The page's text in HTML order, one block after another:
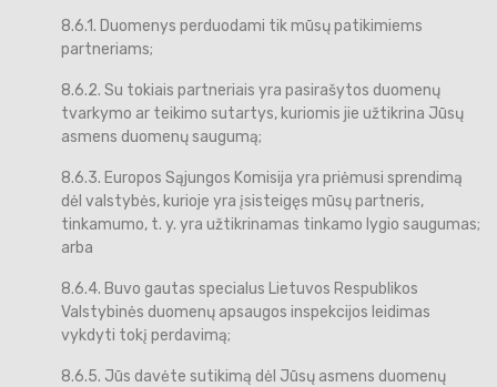
8.6.1. Duomenys perduodami tik mūsų patikimiems
partneriams;
8.6.2. Su tokiais partneriais yra pasirašytos duomenų
tvarkymo ar teikimo sutartys, kuriomis jie užtikrina Jūsų
asmens duomenų saugumą;
8.6.3. Europos Sąjungos Komisija yra priėmusi sprendimą
dėl valstybės, kurioje yra įsisteigęs mūsų partneris,
tinkamumo, t. y. yra užtikrinamas tinkamo lygio saugumas;
arba
8.6.4. Buvo gautas specialus Lietuvos Respublikos
Valstybinės duomenų apsaugos inspekcijos leidimas
vykdyti tokį perdavimą;
8.6.5. Jūs davėte sutikimą dėl Jūsų asmens duomenų